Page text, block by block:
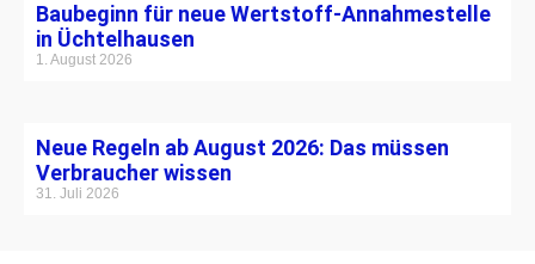
Baubeginn für neue Wertstoff-Annahmestelle
in Üchtelhausen
1. August 2026
Neue Regeln ab August 2026: Das müssen
Verbraucher wissen
31. Juli 2026